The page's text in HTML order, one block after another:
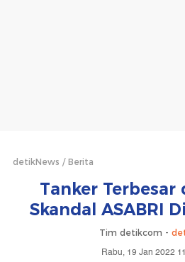
detikNews Berita
Tanker Terbesar
Skandal ASABRI
Tim detikcom -
Rabu, 19 Jan 2022